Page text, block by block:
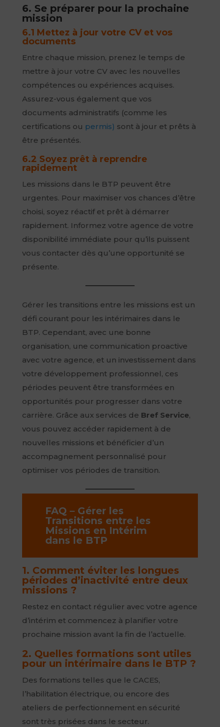
6. Se préparer pour la prochaine
mission
6.1 Mettez à jour votre CV et vos
documents
Entre chaque mission, prenez le temps de
mettre à jour votre CV avec les nouvelles
compétences ou expériences acquises.
Assurez-vous également que vos
documents administratifs (comme les
certifications ou permis) sont à jour et prêts à
être présentés.
6.2 Soyez prêt à reprendre
rapidement
Les missions dans le BTP peuvent être
urgentes. Pour maximiser vos chances d’être
choisi, soyez réactif et prêt à démarrer
rapidement. Informez votre agence de votre
disponibilité immédiate pour qu’ils puissent
vous contacter dès qu’une opportunité se
présente.
Gérer les transitions entre les missions est un
défi courant pour les intérimaires dans le
BTP. Cependant, avec une bonne
organisation, une communication proactive
avec votre agence, et un investissement dans
votre développement professionnel, ces
périodes peuvent être transformées en
opportunités pour progresser dans votre
carrière. Grâce aux services de Bref Service,
vous pouvez accéder rapidement à de
nouvelles missions et bénéficier d’un
accompagnement personnalisé pour
optimiser vos périodes de transition.
FAQ – Gérer les
Transitions entre les
Missions en Intérim
dans le BTP
1. Comment éviter les longues
périodes d’inactivité entre deux
missions ?
Restez en contact régulier avec votre agence
d’intérim et commencez à planifier votre
prochaine mission avant la fin de l’actuelle.
2. Quelles formations sont utiles
pour un intérimaire dans le BTP ?
Des formations telles que le CACES,
l’habilitation électrique, ou encore des
ateliers de perfectionnement en sécurité
sont très prisées dans le secteur.